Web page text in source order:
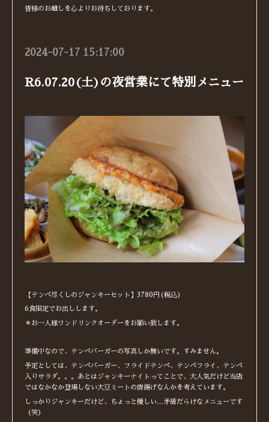
皆様のお越しを心よりお待ちしております。
2024-07-17 15:17:00
R6.07.20(土)の夜営業にて特別メニュー
【テンペ尽くしのジャンキーセット】3780円(税込)
6食限定でお出しします。
＊お一人様ワンドリンクオーダーをお願い致します。
準備中なので、テンペバーガーの写真しか無いです。すみません。
予定としては、テンペバーガー、フライドテンペ、テンペフライ、テンペ
入りサラダ。。。あとはジャンキーナイトってことで、大人気だけど当店
ではなかなか登場しない大豆ミートの唐揚げなんかを考えています。
しっかりジャンキーだけど、ちょっと優しい…矛盾だらけなメニューです
（笑）